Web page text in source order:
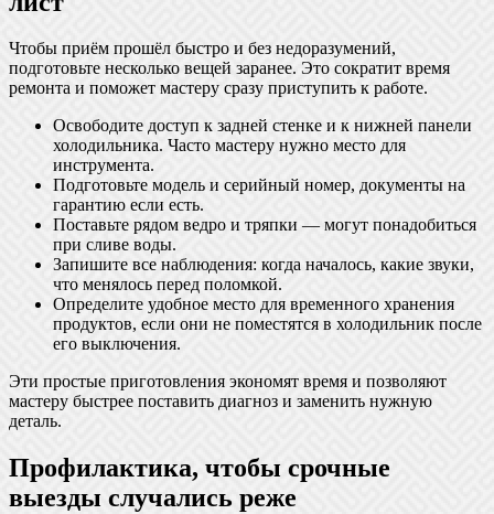
Чтобы приём прошёл быстро и без недоразумений,
подготовьте несколько вещей заранее. Это сократит время
ремонта и поможет мастеру сразу приступить к работе.
Освободите доступ к задней стенке и к нижней панели
холодильника. Часто мастеру нужно место для
инструмента.
Подготовьте модель и серийный номер, документы на
гарантию если есть.
Поставьте рядом ведро и тряпки — могут понадобиться
при сливе воды.
Запишите все наблюдения: когда началось, какие звуки,
что менялось перед поломкой.
Определите удобное место для временного хранения
продуктов, если они не поместятся в холодильник после
его выключения.
Эти простые приготовления экономят время и позволяют
мастеру быстрее поставить диагноз и заменить нужную
деталь.
Профилактика, чтобы срочные
выезды случались реже